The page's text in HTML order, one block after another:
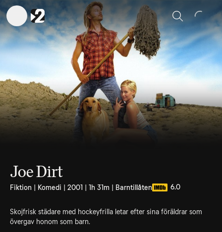
Sök
Joe Dirt
Fiktion | Komedi | 2001 | 1h 31m | Barntillåten 6.0
Skojfrisk städare med hockeyfrilla letar efter sina föräldrar som
övergav honom som barn.